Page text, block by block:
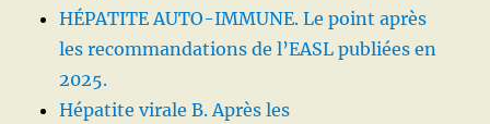
HÉPATITE AUTO-IMMUNE. Le point après
les recommandations de l’EASL publiées en
2025.
Hépatite virale B. Après les